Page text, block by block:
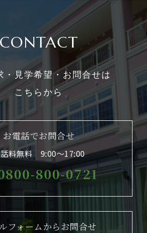
CONTACT
・見学希望・お問合せは
こちらから
お電話でお問合せ
料無料 9:00〜17:00
800-0721
フォームからお問合せ